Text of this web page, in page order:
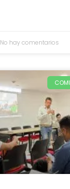
No hay comentarios